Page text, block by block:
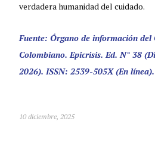
verdadera humanidad del cuidado.
Fuente: Órgano de información del
Colombiano. Epicrisis. Ed. N° 38
2026). ISSN: 2539-505X (En
10 diciembre, 2025